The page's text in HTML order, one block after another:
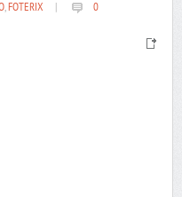
,FOTERIX 0